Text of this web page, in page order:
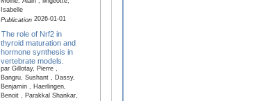
Isabelle
Publication2026-01-01
The role of Nrf2 in
thyroid maturation and
hormone synthesis in
vertebrate models.
par Gillotay, Pierre ,
Bangru, Sushant , Dassy,
Benjamin , Haerlingen,
Benoit , Parakkal Shankar,